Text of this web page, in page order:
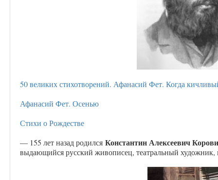
50 великих стихотворений. Афанасий Фет. Когда
Афанасий Фет. Осенью
Стихи о Рождестве
— 155 лет назад родился Константин Алексеевич
выдающийся русский живописец, театральный художник,